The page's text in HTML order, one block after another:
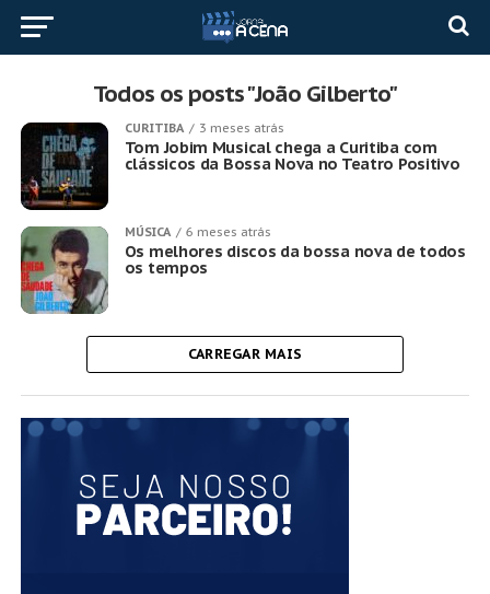
Todos os posts "João Gilberto"
CURITIBA 3 meses atrás
Tom Jobim Musical chega a Curitiba com
clássicos da Bossa Nova no Teatro Positivo
MÚSICA 6 meses atrás
Os melhores discos da bossa nova de todos
os tempos
CARREGAR MAIS